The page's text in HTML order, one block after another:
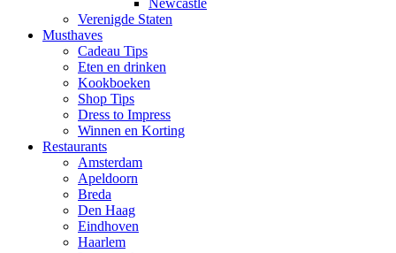
Newcastle
Verenigde Staten
Musthaves
Cadeau Tips
Eten en drinken
Kookboeken
Shop Tips
Dress to Impress
Winnen en Korting
Restaurants
Amsterdam
Apeldoorn
Breda
Den Haag
Eindhoven
Haarlem